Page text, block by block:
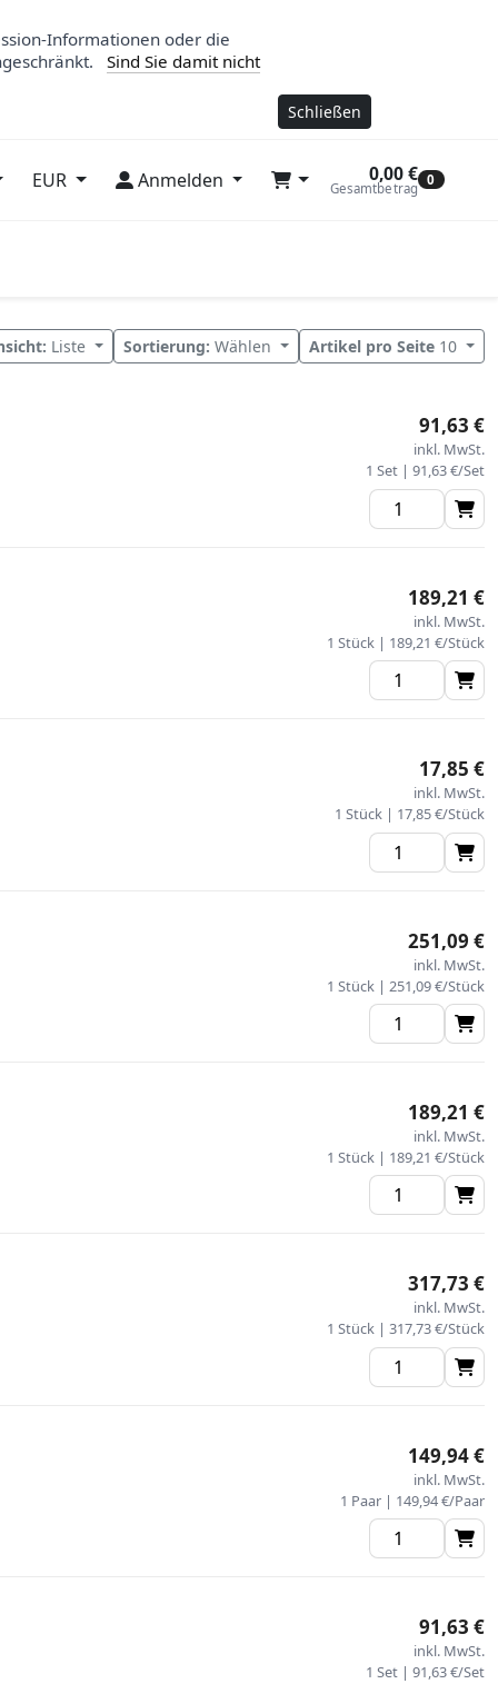
Informationen oder die
Sind Sie damit nicht
Schließen
EUR Anmelden 0,00 €
Gesamtbetrag 0
Liste Sortierung: Wählen Artikel pro Seite 10
91,63 €
inkl. MwSt.
1 Set | 91,63 €/Set
189,21 €
inkl. MwSt.
1 Stück | 189,21 €/Stück
17,85 €
inkl. MwSt.
1 Stück | 17,85 €/Stück
251,09 €
inkl. MwSt.
1 Stück | 251,09 €/Stück
189,21 €
inkl. MwSt.
1 Stück | 189,21 €/Stück
317,73 €
inkl. MwSt.
1 Stück | 317,73 €/Stück
149,94 €
inkl. MwSt.
1 Paar | 149,94 €/Paar
91,63 €
inkl. MwSt.
1 Set | 91,63 €/Set